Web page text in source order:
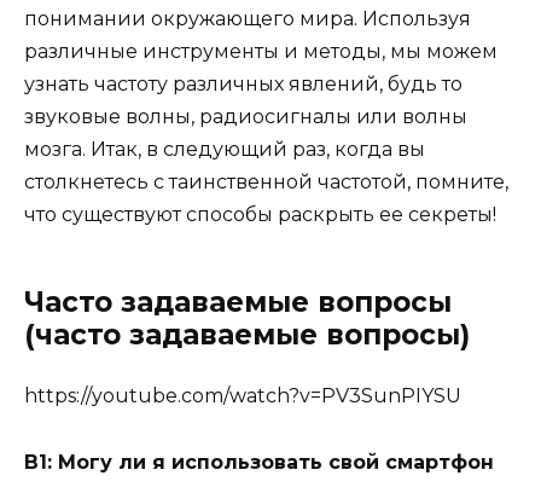
понимании окружающего мира. Используя
различные инструменты и методы, мы можем
узнать частоту различных явлений, будь то
звуковые волны, радиосигналы или волны
мозга. Итак, в следующий раз, когда вы
столкнетесь с таинственной частотой, помните,
что существуют способы раскрыть ее секреты!
Часто задаваемые вопросы
(часто задаваемые вопросы)
https://youtube.com/watch?v=PV3SunPIYSU
В1: Могу ли я использовать свой смартфон